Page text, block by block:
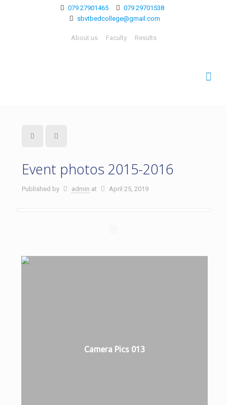
079 27901465
079 29701538
sbvtbedcollege@gmail.com
About us Faculty Results
Event photos 2015-2016
Published by admin at April 25, 2019
Camera Pics 013